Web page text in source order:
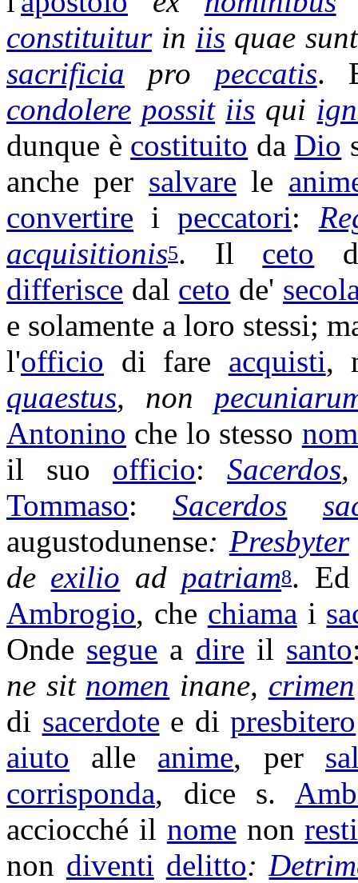
constituiturin iis quae
sacrificia pro peccatis.
condolere possit iis qui
dunque è costituito da Dio
anche per salvare le
convertire ipeccatori:
acquisitionis5. Il ceto
differisce dal ceto de'
e solamente a loro stessi;
l'officio di fare acquisti,
quaestus, non
Antonino che lo stesso
il suo officio: Sacerdos
Tommaso:Sacerdos
augustodunense: Presbyter
de exilio ad patriam8.
Ambrogio, che chiama i
Onde segue a dire il santo
ne sit nomen inane, crimen
di sacerdote e dipresbitero
aiuto alle anime, per
corrisponda, dice s.
acciocché il nome nonresti
non diventi delitto: